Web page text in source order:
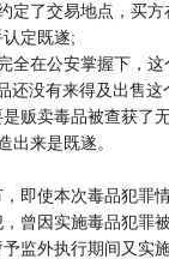
了交易地点，买方
定既遂;
在公安掌握下，这
没有来得及出售这
贩卖毒品被查获了
来是既遂。
使本次毒品犯罪
曾因实施毒品犯罪
监外执行期间又实